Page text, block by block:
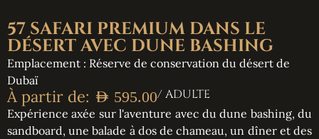
57 SAFARI PREMIUM DANS LE
DÉSERT AVEC DUNE BASHING
Emplacement : Réserve de conservation du désert de
Dubaï
À partir de: AED 595.00/ ADULTE
Expérience axée sur l'aventure avec du dune bashing, du
sandboard, une balade à dos de chameau, un dîner et des